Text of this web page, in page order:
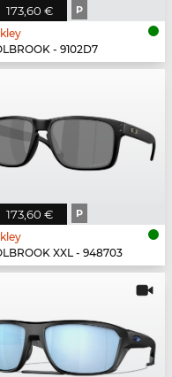
173,60 € P
- 9102D7
173,60 € P
XXL - 948703